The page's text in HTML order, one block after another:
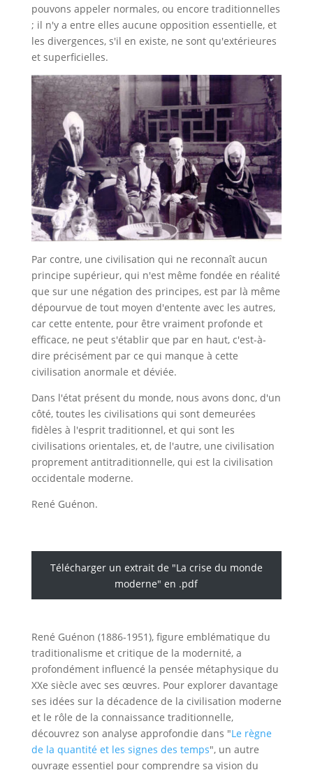
pouvons appeler normales, ou encore traditionnelles
; il n'y a entre elles aucune opposition essentielle, et
les divergences, s'il en existe, ne sont qu'extérieures
et superficielles.
Par contre, une civilisation qui ne reconnaît aucun
principe supérieur, qui n'est même fondée en réalité
que sur une négation des principes, est par là même
dépourvue de tout moyen d'entente avec les autres,
car cette entente, pour être vraiment profonde et
efficace, ne peut s'établir que par en haut, c'est-à-
dire précisément par ce qui manque à cette
civilisation anormale et déviée.
Dans l'état présent du monde, nous avons donc, d'un
côté, toutes les civilisations qui sont demeurées
fidèles à l'esprit traditionnel, et qui sont les
civilisations orientales, et, de l'autre, une civilisation
proprement antitraditionnelle, qui est la civilisation
occidentale moderne.
René Guénon.
Télécharger un extrait de "La crise du monde
moderne" en .pdf
René Guénon (1886-1951), figure emblématique du
traditionalisme et critique de la modernité, a
profondément influencé la pensée métaphysique du
XXe siècle avec ses œuvres. Pour explorer davantage
ses idées sur la décadence de la civilisation moderne
et le rôle de la connaissance traditionnelle,
découvrez son analyse approfondie dans "Le règne
de la quantité et les signes des temps", un autre
ouvrage essentiel pour comprendre sa vision du